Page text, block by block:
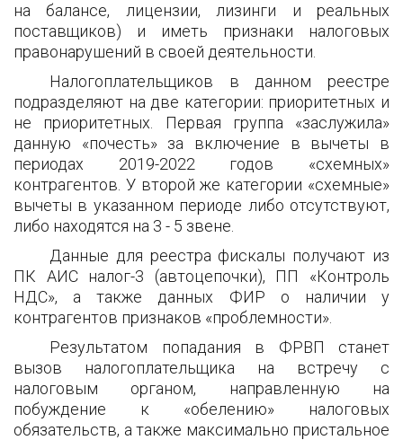
на балансе, лицензии, лизинги и реальных
поставщиков) и иметь признаки налоговых
правонарушений в своей деятельности.
Налогоплательщиков в данном реестре
подразделяют на две категории: приоритетных и
не приоритетных. Первая группа «заслужила»
данную «почесть» за включение в вычеты в
периодах 2019-2022 годов «схемных»
контрагентов. У второй же категории «схемные»
вычеты в указанном периоде либо отсутствуют,
либо находятся на 3 - 5 звене.
Данные для реестра фискалы получают из
ПК АИС налог-3 (автоцепочки), ПП «Контроль
НДС», а также данных ФИР о наличии у
контрагентов признаков «проблемности».
Результатом попадания в ФРВП станет
вызов налогоплательщика на встречу с
налоговым органом, направленную на
побуждение к «обелению» налоговых
обязательств, а также максимально пристальное